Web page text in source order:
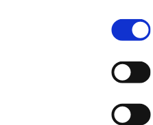
on turvallisempi ja